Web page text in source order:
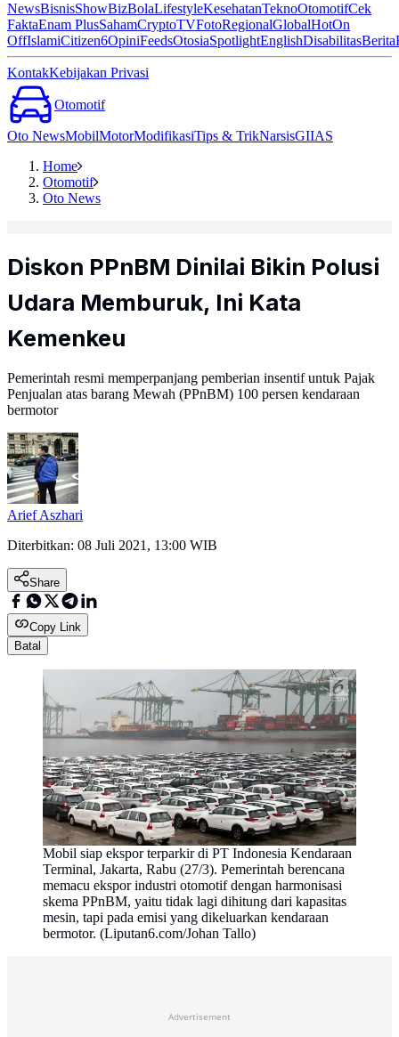
NewsBisnisShowBizBolaLifestyleKesehatanTeknoOtomotifCek
FaktaEnam PlusSahamCryptoTVFotoRegionalGlobalHotOn
OffIslamiCitizen6OpiniFeedsOtosiaSpotlightEnglishDisabilitasBerita
KontakKebijakan Privasi
Otomotif
Oto NewsMobilMotorModifikasiTips & TrikNarsisGIIAS
Home
Otomotif
Oto News
Diskon PPnBM Dinilai Bikin Polusi
Udara Memburuk, Ini Kata
Kemenkeu
Pemerintah resmi memperpanjang pemberian insentif untuk Pajak
Penjualan atas barang Mewah (PPnBM) 100 persen kendaraan
bermotor
Arief Aszhari
Diterbitkan: 08 Juli 2021, 13:00 WIB
Share
Copy Link
Batal
Mobil siap ekspor terparkir di PT Indonesia Kendaraan
Terminal, Jakarta, Rabu (27/3). Pemerintah berencana
memacu ekspor industri otomotif dengan harmonisasi
skema PPnBM, yaitu tidak lagi dihitung dari kapasitas
mesin, tapi pada emisi yang dikeluarkan kendaraan
bermotor. (Liputan6.com/Johan Tallo)
Advertisement